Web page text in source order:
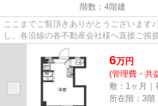
階数：4階建
ここまでご覧頂きありがとうございます
し、各沿線の各不動産会社様へ直接ご挨
しております！最新の情報は...
6万円
(管理費・共
敷：1ヶ月｜
所在階：3階